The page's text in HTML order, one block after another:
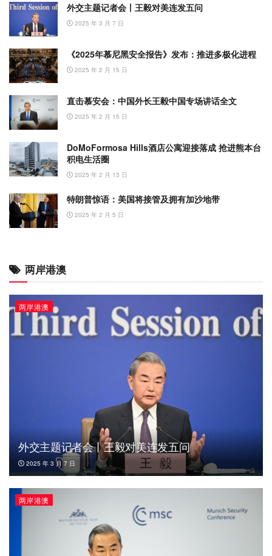
外交主题记者会丨王毅对美连发五问
2025 年 3 月 7 日
《2025年慕尼黑安全报告》发布：推进多极化进程
2025 年 2 月 15 日
直击慕安会：中国外长王毅中国专场讲话全文
2025 年 2 月 15 日
DoMoFormosa Hills酒店公寓迎接落成 抢进熊本台
积电生活圈
2025 年 2 月 13 日
特朗普惊语：美国将接管及拥有加沙地带
2025 年 2 月 5 日
两岸港澳
两岸港澳
外交主题记者会丨王毅对美连发五问
2025 年 3 月 7 日
两岸港澳